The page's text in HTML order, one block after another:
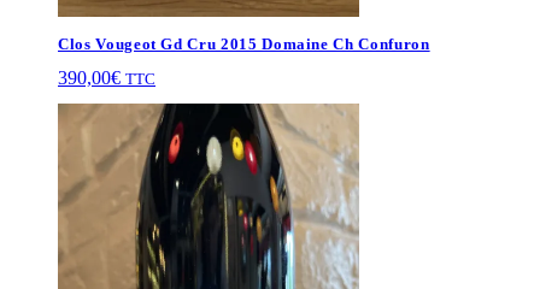
Clos Vougeot Gd Cru 2015 Domaine Ch Confuron
390,00€ TTC